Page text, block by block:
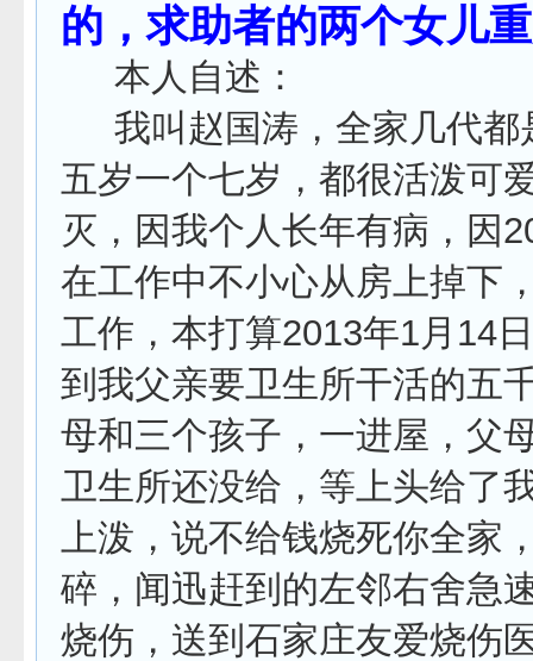
的，求助者的两个女儿
本人自述：
我叫赵国涛，全家几代都
五岁一个七岁，都很活泼可
灭，因我个人长年有病，因
在工作中不小心从房上掉下
工作，本打算2013年1月14
到我父亲要卫生所干活的五
母和三个孩子，一进屋，父
卫生所还没给，等上头给了
上泼，说不给钱烧死你全
碎，闻迅赶到的左邻右舍急
烧伤，送到石家庄友爱烧伤